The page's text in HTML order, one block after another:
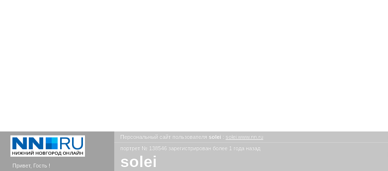
Привет, Гость !
Персональный сайт пользователя solei : solei.www.nn.ru
портрет № 138546 зарегистрирован более 1 года назад
solei